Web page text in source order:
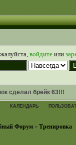
войдите или
сделал брейк 63!!!
КАЛЕНДАРЬ
Форум > Тренировка